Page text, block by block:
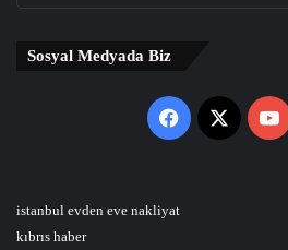
Sosyal Medyada Biz
Facebook
X
istanbul evden eve nakliyat
kıbrıs haber